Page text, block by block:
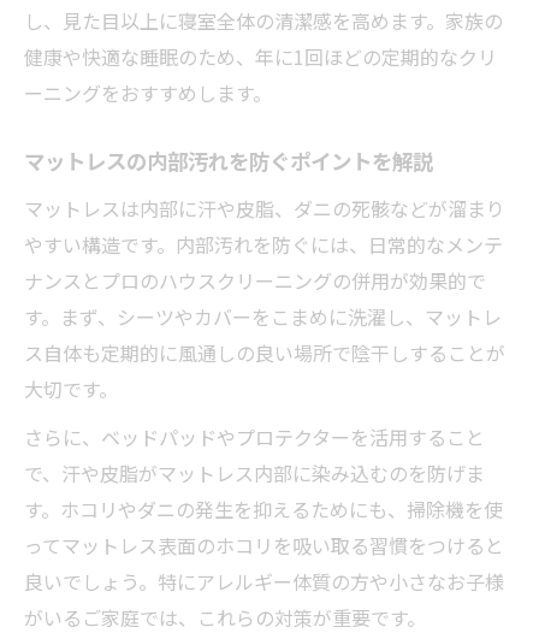
マットレスクリーニング 出張の利便性と活
用法
自分でできるダニ対策とプロの違いを解説
が必要な理由
ハウスクリーニングで得られる衛生的な効
果
マットレスクリーニング業者の対応範囲を
解説
マットレスクリーニング 持ち込みと出張の
違い
なぜプロのハウスクリーニングが安心なの
か
出張クリーニングが時短家事に役立つ魅力
し、見た目以上に寝室全体の清潔感を高めます。家族の
健康や快適な睡眠のため、年に1回ほどの定期的なクリ
ーニングをおすすめします。
マットレスの内部汚れを防ぐポイントを解説
マットレスは内部に汗や皮脂、ダニの死骸などが溜まり
やすい構造です。内部汚れを防ぐには、日常的なメンテ
ナンスとプロのハウスクリーニングの併用が効果的で
す。まず、シーツやカバーをこまめに洗濯し、マットレ
ス自体も定期的に風通しの良い場所で陰干しすることが
大切です。
さらに、ベッドパッドやプロテクターを活用すること
で、汗や皮脂がマットレス内部に染み込むのを防げま
す。ホコリやダニの発生を抑えるためにも、掃除機を使
ってマットレス表面のホコリを吸い取る習慣をつけると
良いでしょう。特にアレルギー体質の方や小さなお子様
がいるご家庭では、これらの対策が重要です。